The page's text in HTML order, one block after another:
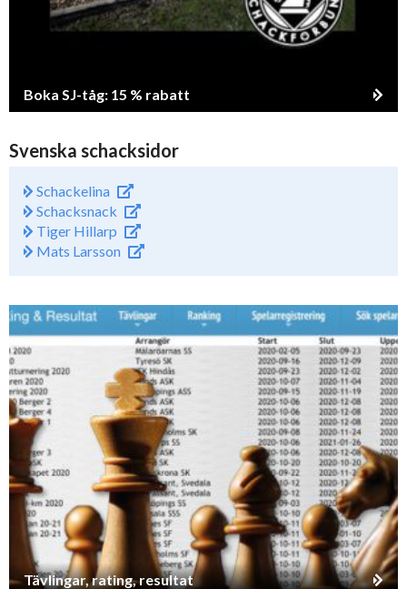
Boka SJ-tåg: 15 % rabatt
Svenska schacksidor
Schackelina
Schacksnack
Tiger Hillarp
Mats Larsson
Tävlingar, rating, resultat